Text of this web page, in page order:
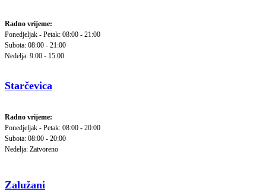
Radno vrijeme:
Ponedjeljak - Petak: 08:00 - 21:00
Subota: 08:00 - 21:00
Nedelja: 9:00 - 15:00
Starčevica
Radno vrijeme:
Ponedjeljak - Petak: 08:00 - 20:00
Subota: 08:00 - 20:00
Nedelja: Zatvoreno
Zalužani